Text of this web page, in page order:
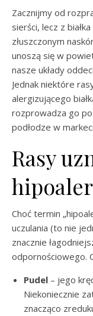
Zacznijmy od
sierści, lecz z
złuszczonym
unoszą się w
nasze układy
Jednak niektóre
alergizującego
rozprowadza go
podłodze w
Rasy
Choć termin
uczulania (to nie
znacznie
odpornościowego.
Pudel – jego
Niekoniecznie
znacząco